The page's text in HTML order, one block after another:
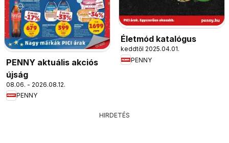
PENNY aktuális akciós
újság
08.06. - 2026.08.12.
PENNY
Életmód katalógus
keddtől 2025.04.01.
PENNY
HIRDETÉS